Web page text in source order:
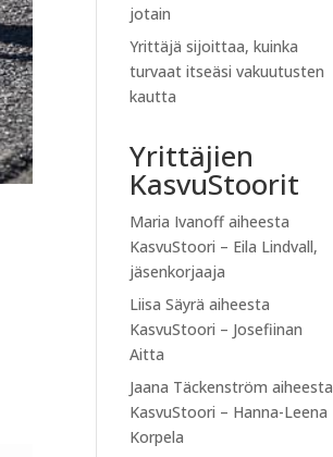
jotain
Yrittäjä sijoittaa, kuinka
turvaat itseäsi vakuutusten
kautta
Yrittäjien
KasvuStoorit
Maria Ivanoffaiheesta
KasvuStoori – Eila Lindvall,
jäsenkorjaaja
Liisa Säyrä aiheesta
KasvuStoori – Josefiinan
Aitta
Jaana Täckenström aiheesta
KasvuStoori – Hanna-Leena
Korpela